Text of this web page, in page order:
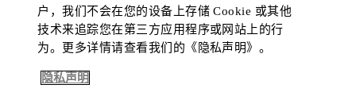
户，我们不会在您的设备上存储 Cookie 或其他
技术来追踪您在第三方应用程序或网站上的行
为。更多详情请查看我们的《隐私声明》。
隐私声明